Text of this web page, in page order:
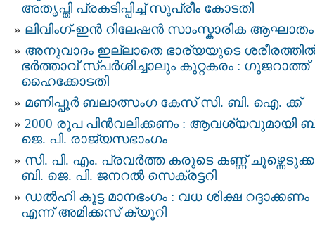
അതൃപ്തി പ്രകടിപ്പിച്ച് സുപ്രീം കോടതി
ലിവിംഗ്-ഇൻ റിലേഷൻ സാംസ്കാരിക ആഘാതം
അനുവാദം ഇല്ലാതെ ഭാര്യയുടെ
ഭര്‍ത്താവ് സ്പര്‍ശിച്ചാലും കുറ്റകരം : ഗുജറാത്ത്
ഹൈക്കോടതി
മണിപ്പൂര്‍ ബലാത്സംഗ കേസ് സി. ബി. ഐ. ക്ക്
2000 രൂപ പിൻവലിക്കണം : ആവശ്യവുമായി
ജെ. പി. രാജ്യസഭാംഗം
സി. പി. എം. പ്രവർത്ത കരുടെ കണ്ണ്
ബി. ജെ. പി. ജനറൽ സെക്രട്ടറി
ഡൽഹി കൂട്ട മാനഭംഗം : വധ ശിക്ഷ റദ്ദാക്കണം
എന്ന് അമിക്കസ് ക്യൂറി